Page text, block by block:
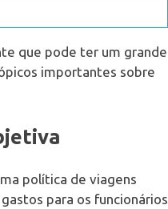
que pode ter um grande
importantes sobre
política de viagens
para os funcionários